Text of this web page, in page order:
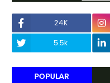
24K
5.5k
POPULAR